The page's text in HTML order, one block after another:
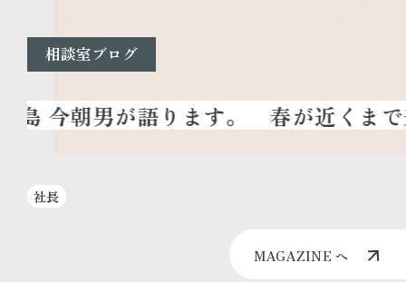
相談室ブログ
春が近くまで
社長
MAGAZINE へ